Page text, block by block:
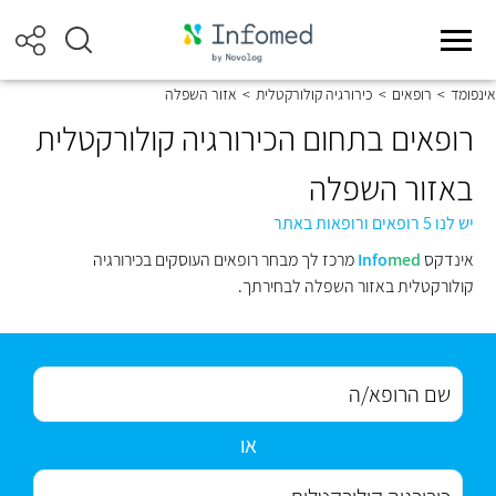
אינפומד > רופאים > כירורגיה קולורקטלית > אזור השפלה
רופאים בתחום הכירורגיה קולורקטלית
באזור השפלה
יש לנו 5 רופאים ורופאות באתר
אינדקס
Infomed
מרכז לך מבחר רופאים העוסקים בכירורגיה
קולורקטלית באזור השפלה לבחירתך.
או